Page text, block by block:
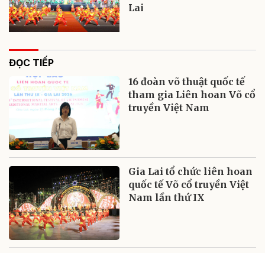
Lai
ĐỌC TIẾP
16 đoàn võ thuật quốc tế
tham gia Liên hoan Võ cổ
truyền Việt Nam
Gia Lai tổ chức liên hoan
quốc tế Võ cổ truyền Việt
Nam lần thứ IX